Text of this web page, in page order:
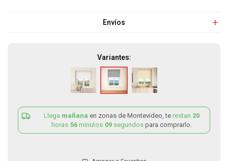
Envíos
Variantes:
Llega mañana en zonas de Montevideo, te restan 20
horas 56 minutos 09 segundos para comprarlo.